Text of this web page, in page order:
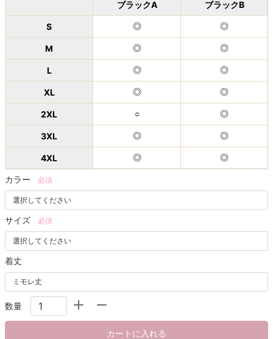
ブラックA ブラックB
S ◎ ◎
M ◎ ◎
L ◎ ◎
XL ◎ ◎
2XL ○ ◎
3XL ◎ ◎
4XL ◎ ◎
カラー 必須
サイズ 必須
着丈
数量
カートに入れる